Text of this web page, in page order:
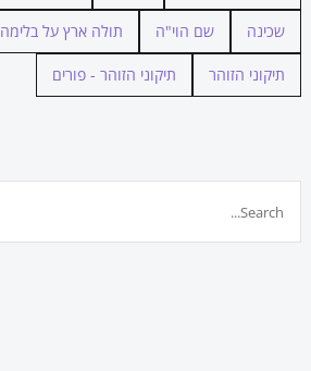
שכינה שם הוי"ה תולה ארץ על בלימה
תיקוני הזוהר תיקוני הזוהר - פורים